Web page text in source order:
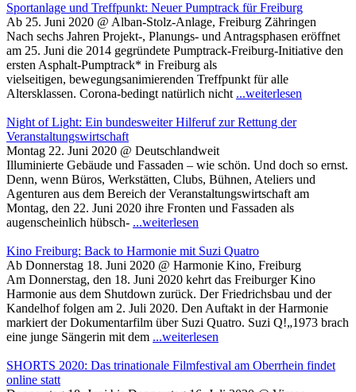
Sportanlage und Treffpunkt: Neuer Pumptrack für Freiburg
Ab 25. Juni 2020 @ Alban-Stolz-Anlage, Freiburg Zähringen
Nach sechs Jahren Projekt-, Planungs- und Antragsphasen eröffnet
am 25. Juni die 2014 gegründete Pumptrack-Freiburg-Initiative den
ersten Asphalt-Pumptrack* in Freiburg als
vielseitigen, bewegungsanimierenden Treffpunkt für alle
Altersklassen. Corona-bedingt natürlich nicht ...weiterlesen
Night of Light: Ein bundesweiter Hilferuf zur Rettung der
Veranstaltungswirtschaft
Montag 22. Juni 2020 @ Deutschlandweit
Illuminierte Gebäude und Fassaden – wie schön. Und doch so ernst.
Denn, wenn Büros, Werkstätten, Clubs, Bühnen, Ateliers und
Agenturen aus dem Bereich der Veranstaltungswirtschaft am
Montag, den 22. Juni 2020 ihre Fronten und Fassaden als
augenscheinlich hübsch- ...weiterlesen
Kino Freiburg: Back to Harmonie mit Suzi Quatro
Ab Donnerstag 18. Juni 2020 @ Harmonie Kino, Freiburg
Am Donnerstag, den 18. Juni 2020 kehrt das Freiburger Kino
Harmonie aus dem Shutdown zurück. Der Friedrichsbau und der
Kandelhof folgen am 2. Juli 2020. Den Auftakt in der Harmonie
markiert der Dokumentarfilm über Suzi Quatro. Suzi Q!„1973 brach
eine junge Sängerin mit dem ...weiterlesen
SHORTS 2020: Das trinationale Filmfestival am Oberrhein findet
online statt